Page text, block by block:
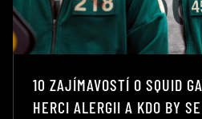
10 ZAJÍMAVOSTÍ O SQUID
HERCI ALERGII A KDO BY